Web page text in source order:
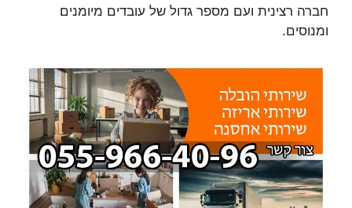
חברה רצינית ועם מספר גדול של עובדים מיומנים
ומנוסים.